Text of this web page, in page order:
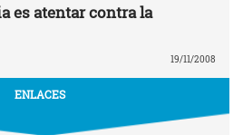
es atentar contra la
19/11/2008
ENLACES